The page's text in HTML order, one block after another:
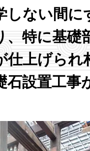
しない間に
、特に基礎
仕上げられ
石設置工事